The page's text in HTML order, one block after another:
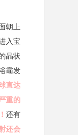
朝上
入宝
晶状
霸发
直达
重的
还有
还会